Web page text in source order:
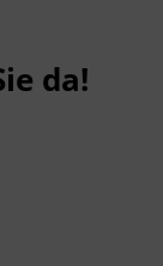
da!